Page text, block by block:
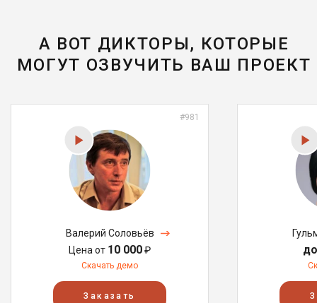
А ВОТ ДИКТОРЫ, КОТОРЫЕ
МОГУТ ОЗВУЧИТЬ ВАШ ПРОЕКТ
#981
Валерий Соловьёв
Цена от 10 000₽
Скачать демо
Заказать